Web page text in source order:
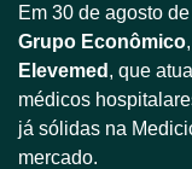
Em 30 de agosto
Grupo Econômico
Elevemed , que
médicos
já sólidas na
mercado.